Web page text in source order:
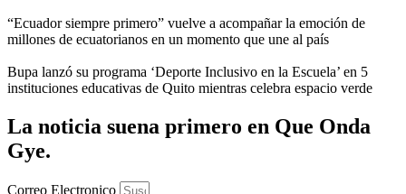
“Ecuador siempre primero” vuelve a acompañar la emoción de
millones de ecuatorianos en un momento que une al país
Bupa lanzó su programa ‘Deporte Inclusivo en la Escuela’ en 5
instituciones educativas de Quito mientras celebra espacio verde
La noticia suena primero en Que Onda
Gye.
Correo Electronico